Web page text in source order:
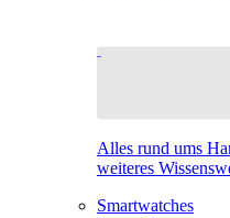
Alles rund ums
weiteres
Smartwatches